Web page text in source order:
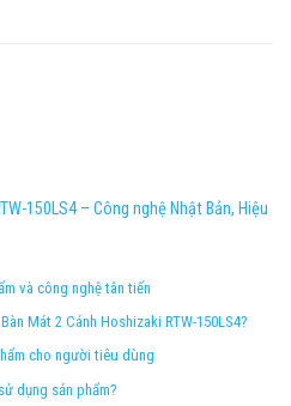
150LS4 – Công nghệ Nhật Bản, Hiệu
và công nghệ tân tiến
Mát 2 Cánh Hoshizaki RTW-150LS4?
cho người tiêu dùng
dụng sản phẩm?